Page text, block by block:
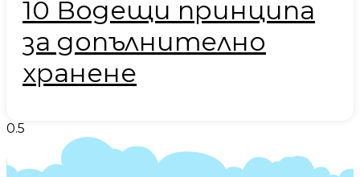
10 Водещи принципа
за допълнително
хранене